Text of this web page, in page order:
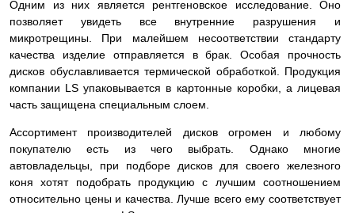
Одним из них является рентгеновское исследование. Оно
позволяет увидеть все внутренние разрушения и
микротрещины. При малейшем несоответствии стандарту
качества изделие отправляется в брак. Особая прочность
дисков обуславливается термической обработкой. Продукция
компании LS упаковывается в картонные коробки, а лицевая
часть защищена специальным слоем.
Ассортимент производителей дисков огромен и любому
покупателю есть из чего выбрать. Однако многие
автовладельцы, при подборе дисков для своего железного
коня хотят подобрать продукцию с лучшим соотношением
относительно цены и качества. Лучше всего ему соответствует